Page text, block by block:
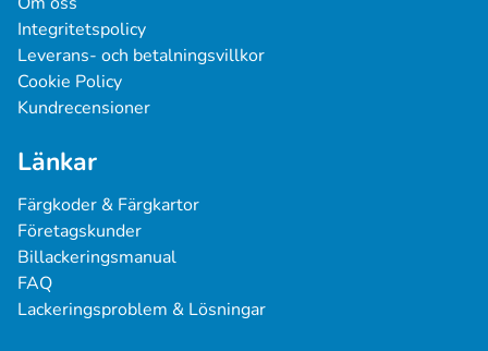
Integritetspolicy
Leverans- och betalningsvillkor
Cookie Policy
Kundrecensioner
Länkar
Färgkoder & Färgkartor
Företagskunder
Billackeringsmanual
FAQ
Lackeringsproblem & Lösningar